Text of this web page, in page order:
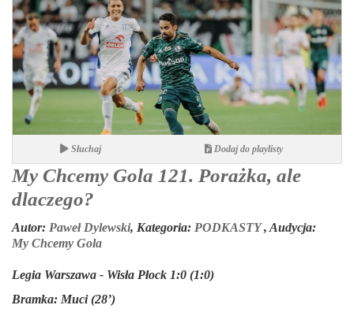
Słuchaj Dodaj do playlisty
My Chcemy Gola 121. Porażka, ale
dlaczego?
Autor: Paweł Dylewski, Kategoria: PODKASTY, Audycja:
My Chcemy Gola
Legia Warszawa - Wisła Płock 1:0 (1:0)
Bramka: Muci (28’)